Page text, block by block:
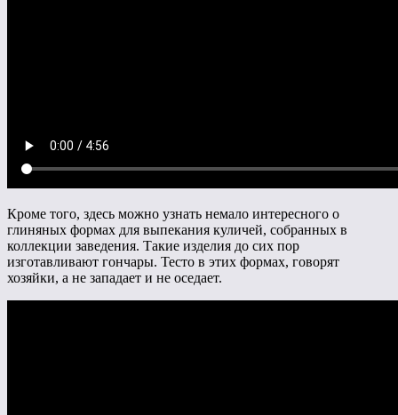
Кроме того, здесь можно узнать немало интересного о
глиняных формах для выпекания куличей, собранных в
коллекции заведения. Такие изделия до сих пор
изготавливают гончары. Тесто в этих формах, говорят
хозяйки, а не западает и не оседает.